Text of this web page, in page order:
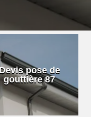
pose de
gouttière 87